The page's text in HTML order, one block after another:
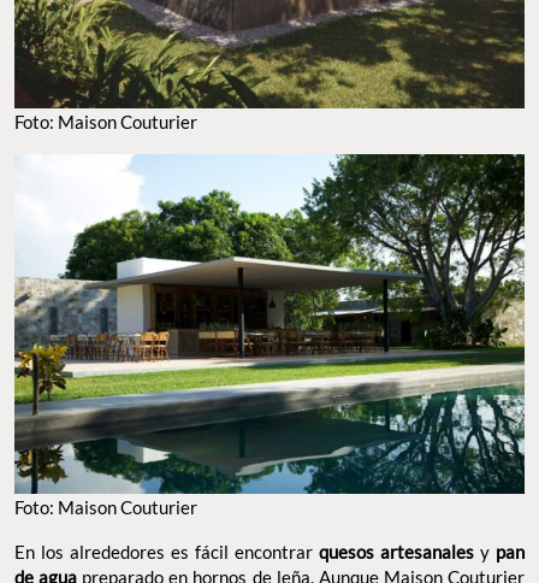
Foto: Maison Couturier
Foto: Maison Couturier
En los alrededores es fácil encontrar quesos artesanales y pan
de agua preparado en hornos de leña. Aunque Maison Couturier